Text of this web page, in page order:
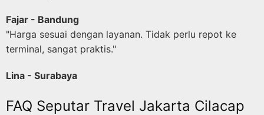
Fajar - Bandung
"Harga sesuai dengan layanan. Tidak perlu repot ke
terminal, sangat praktis."
Lina - Surabaya
FAQ Seputar Travel Jakarta Cilacap